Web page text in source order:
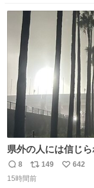
数
県外の人には信じ
灰です🌋 #桜島
返
信
8
リ
ポ
149
い
642
15時間前